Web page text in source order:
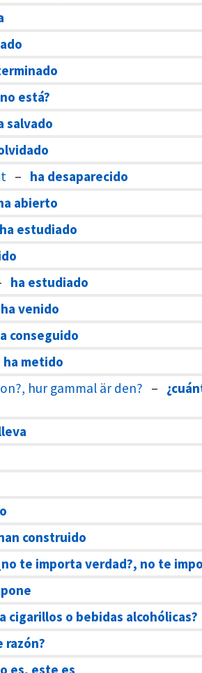
está?
salvado
– ha desaparecido
abierto
ha estudiado
ha estudiado
ha venido
conseguido
ha metido
hur gammal är den? –
construido
te importa verdad?, no te
cigarillos o bebidas alcohólicas?
razón?
es, este es